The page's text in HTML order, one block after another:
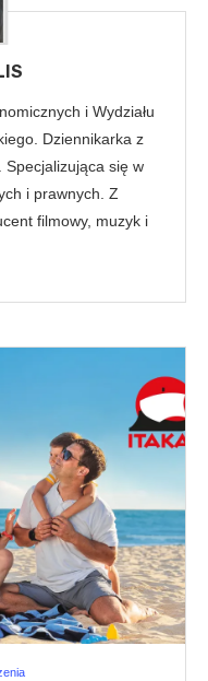
i Wydziału
Dziennikarka z
się w
i prawnych. Z
filmowy, muzyk i